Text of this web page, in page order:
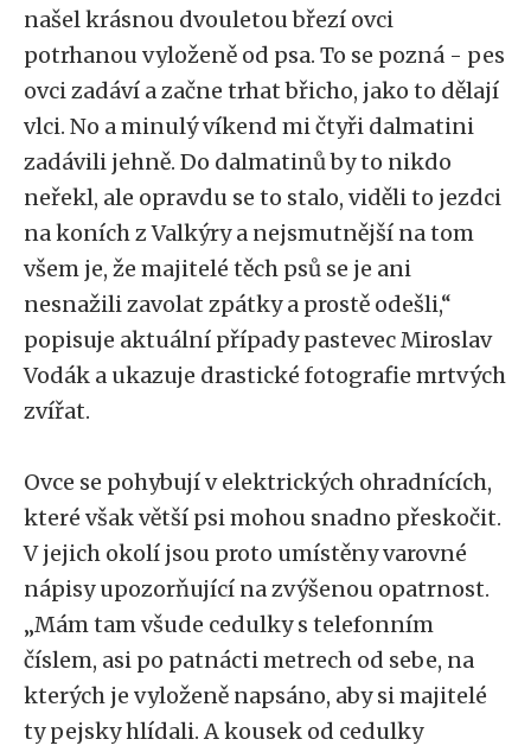
našel krásnou dvouletou březí ovci
potrhanou vyloženě od psa. To se pozná - pes
ovci zadáví a začne trhat břicho, jako to dělají
vlci. No a minulý víkend mi čtyři dalmatini
zadávili jehně. Do dalmatinů by to nikdo
neřekl, ale opravdu se to stalo, viděli to jezdci
na koních z Valkýry a nejsmutnější na tom
všem je, že majitelé těch psů se je ani
nesnažili zavolat zpátky a prostě odešli,“
popisuje aktuální případy pastevec Miroslav
Vodák a ukazuje drastické fotografie mrtvých
zvířat.
Ovce se pohybují v elektrických ohradnících,
které však větší psi mohou snadno přeskočit.
V jejich okolí jsou proto umístěny varovné
nápisy upozorňující na zvýšenou opatrnost.
„Mám tam všude cedulky s telefonním
číslem, asi po patnácti metrech od sebe, na
kterých je vyloženě napsáno, aby si majitelé
ty pejsky hlídali. A kousek od cedulky